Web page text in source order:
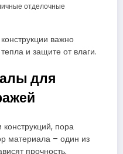
отделочные
важно
и защите от влаги.
для
пора
материала – один из
прочность,